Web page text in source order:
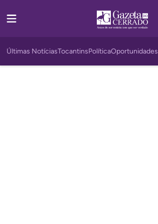
Últimas NotíciasTocantinsPolíticaOportunidades